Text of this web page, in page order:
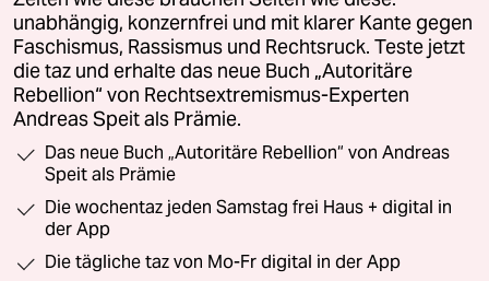
unabhängig, konzernfrei und mit klarer Kante gegen
Faschismus, Rassismus und Rechtsruck. Teste jetzt
die taz und erhalte das neue Buch „Autoritäre
Rebellion“ von Rechtsextremismus-Experten
Andreas Speit als Prämie.
Das neue Buch „Autoritäre Rebellion“ von Andreas
Speit als Prämie
Die wochentaz jeden Samstag frei Haus + digital in
der App
Die tägliche taz von Mo-Fr digital in der App